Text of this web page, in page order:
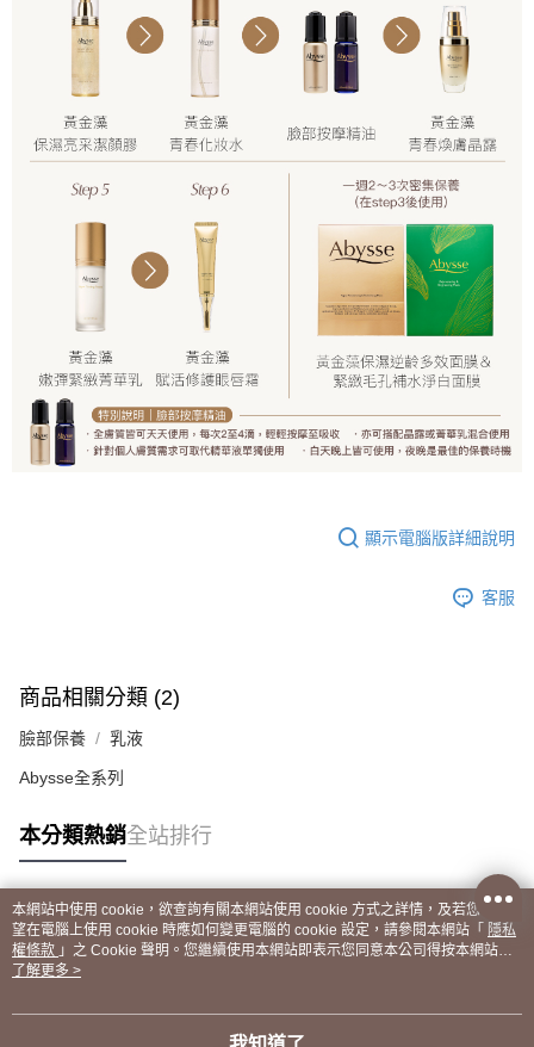
顯示電腦版詳細說明
客服
商品相關分類 (2)
臉部保養 乳液
Abysse全系列
本分類熱銷全站排行
熱門標籤
本網站中使用 cookie，欲查詢有關本網站使用 cookie 方式之詳情，及若您不希
望在電腦上使用 cookie 時應如何變更電腦的 cookie 設定，請參閱本網站「 隱私
權條款 」之 Cookie 聲明。您繼續使用本網站即表示您同意本公司得按本網站使
用條款之 Cookie 聲明使用 cookie。
了解更多 >